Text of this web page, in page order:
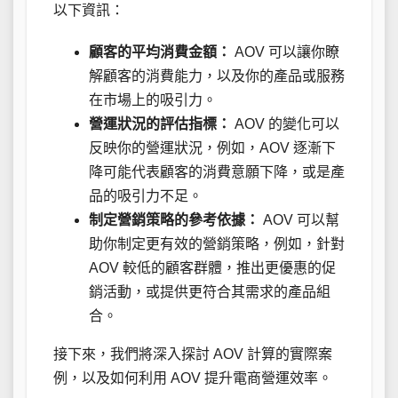
以下資訊：
顧客的平均消費金額： AOV 可以讓你瞭
解顧客的消費能力，以及你的產品或服務
在市場上的吸引力。
營運狀況的評估指標： AOV 的變化可以
反映你的營運狀況，例如，AOV 逐漸下
降可能代表顧客的消費意願下降，或是產
品的吸引力不足。
制定營銷策略的參考依據： AOV 可以幫
助你制定更有效的營銷策略，例如，針對
AOV 較低的顧客群體，推出更優惠的促
銷活動，或提供更符合其需求的產品組
合。
接下來，我們將深入探討 AOV 計算的實際案
例，以及如何利用 AOV 提升電商營運效率。